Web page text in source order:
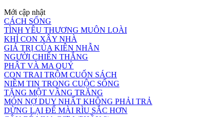
Mới cập nhật
CÁCH SỐNG
TÌNH YÊU THƯƠNG MUÔN LOÀI
KHỈ CON XÂY NHÀ
GIÁ TRỊ CỦA KIÊN NHẪN
NGƯỜI CHIẾN THẮNG
PHẬT VÀ MA QUỶ
CON TRAI TRỘM CUỐN SÁCH
NIỀM TIN TRONG CUỘC SỐNG
TẶNG MỘT VẦNG TRĂNG
MÓN NỢ DUY NHẤT KHÔNG PHẢI TRẢ
DỪNG LẠI ĐỂ MÀI RÌU SẮC HƠN